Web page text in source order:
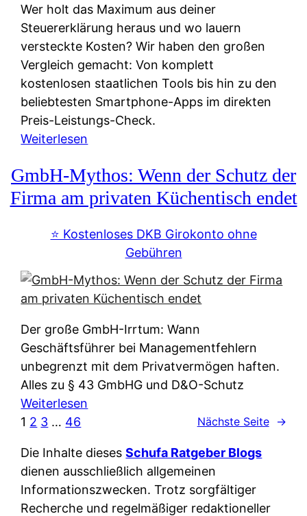
u
n
f
t
e
i
e
W
e
r
s
i
c
h
e
t
e
D
a
t
t
e
m
M
I
R
:
W
e
u
d
n
w
l
c
h
e
n
n
d
e
Wer holt das Maximum aus deiner
Steuererklärung heraus und wo lauern
versteckte Kosten? Wir haben den großen
Vergleich gemacht: Von komplett
kostenlosen staatlichen Tools bis hin zu den
beliebtesten Smartphone-Apps im direkten
Preis-Leistungs-Check.
Weiterlesen
t
e
u
e
r
k
l
ä
u
e
r
A
p
GmbH-Mythos: Wenn der Schutz der
Firma am privaten Küchentisch endet
⭐️ Kostenloses DKB Girokonto ohne
Gebühren
Der große GmbH-Irrtum: Wann
Geschäftsführer bei Managementfehlern
unbegrenzt mit dem Privatvermögen haften.
Alles zu § 43 GmbHG und D&O-Schutz
Weiterlesen
b
H
-
1 2 3 … 46 Nächste Seite →
Die Inhalte diesesSchufa Ratgeber Blogs
dienen ausschließlich allgemeinen
Informationszwecken. Trotz sorgfältiger
Recherche und regelmäßiger redaktioneller